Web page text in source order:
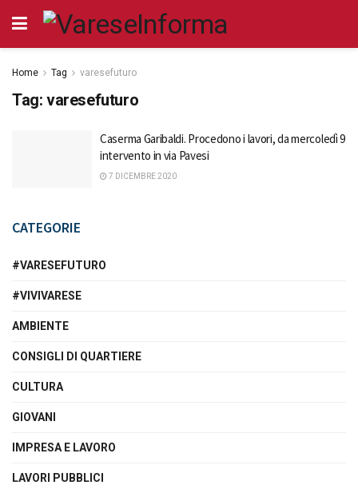
Home Tag varesefuturo
Tag: varesefuturo
Caserma Garibaldi. Procedono i lavori, da mercoledì 9
intervento in via Pavesi
7 DICEMBRE 2020
CATEGORIE
#VARESEFUTURO
#VIVIVARESE
AMBIENTE
CONSIGLI DI QUARTIERE
CULTURA
GIOVANI
IMPRESA E LAVORO
LAVORI PUBBLICI